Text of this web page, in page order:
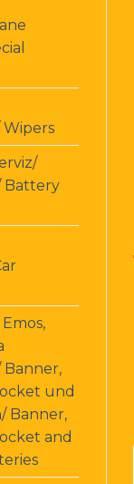
Wipers
Battery
und
Banner,
and